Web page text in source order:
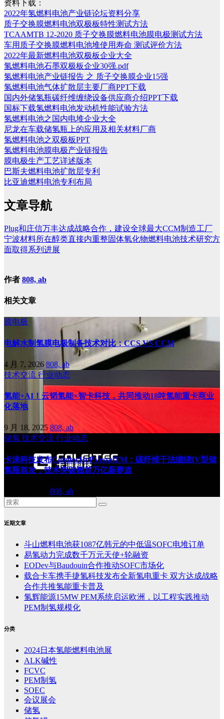
资料下载：
2022年氢燃料电池产业链论坛资料分享
质子交换膜燃料电池双极板特性测试方法
TCAAMTB 12-2020 质子交换膜燃料电池膜电极测试方法
车用质子交换膜燃料电池堆使用寿命 测试评价方法
2022年最新燃料电池双极板企业大全
氢燃料电池石墨双极板企业30强.pdf
氢燃料电池产业链报告 之 质子交换膜企业15强
氢燃料电池气体扩散层主要厂商PPT下载
国内外储氢瓶碳纤维缠绕设备供应商介绍PPT下载
国标下载氢燃料电池发动机性能试验方法
氢燃料电池之国内电堆企业大全
尼龙在车载储氢瓶上的应用及相关材料厂商
氢燃料电池之双极板PPT
氢燃料电池膜电极产业链报告
膜电极生产工艺详述版本
巴斯夫燃料电池扩散层专利
比亚迪燃料电池专利布局
文章导航
Plug和庄信万丰达成战略合作，建设全球最大CCM制造工厂
宁波材料所在醇类直接内重整固体氧化物燃料电池技术研究方
面取得系列进展
作者 808, ab
相关文章
膜电极
电解水制氢膜电极制备技术对比：CCS VS CCM
4 月 7, 2026 808, ab
技术交流 行业动态
氢能+AI！云韬氢能×智卡科技，共同推动18吨氢能重卡商业
化落地
9 月 18, 2025 808, ab
储氢 技术交流 行业动态
卡涞科技发布ColeitecHyPVesselTM：碳纤维干法缠绕IV型储
氢瓶首发，技术突破翘首万亿新赛道
808, ab
近期文章
斗山燃料电池获1087亿韩元的中低温SOFC电堆订单
易氢动力完成数千万元天使+轮融资
EODev与Baudouin合作推动SOFC市场化
载合卡车携手捷氢科技发布全新氢电重卡 双方达成战略
合作共推氢能重卡普及
氢辉能源15MW PEM系统启运欧洲，以工程实践推动
PEM制氢规模化
分类
2024日本氢能燃料电池展
ALK碱性
FCVC
PEM制氢
SOEC
会议展会
储氢